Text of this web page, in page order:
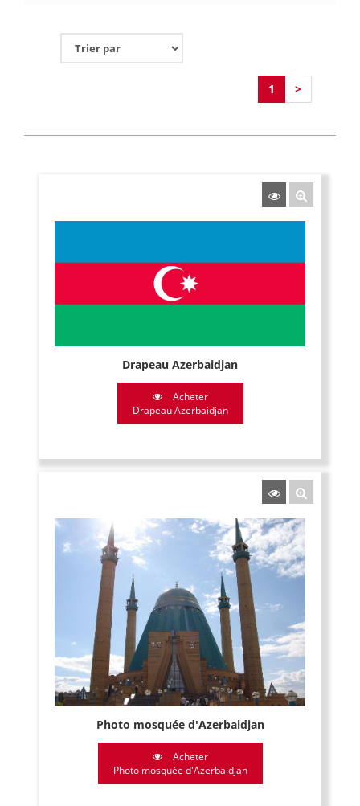
1 >
Drapeau Azerbaidjan
Acheter
Drapeau Azerbaidjan
Photo mosquée d'Azerbaidjan
Acheter
Photo mosquée d'Azerbaidjan